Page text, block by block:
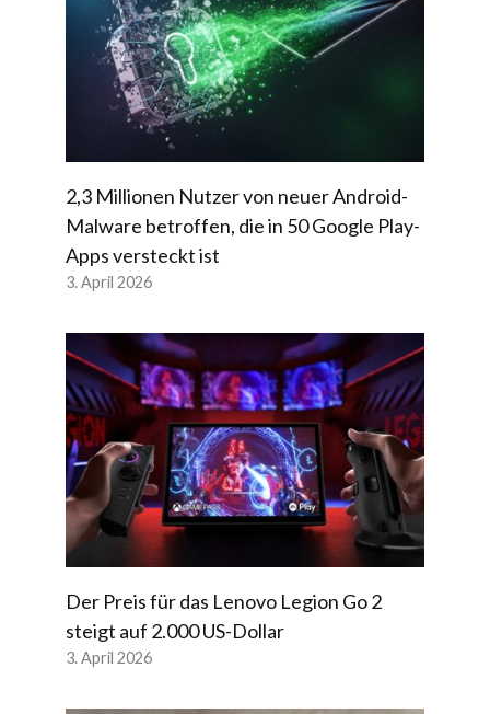
2,3 Millionen Nutzer von neuer Android-
Malware betroffen, die in 50 Google Play-
Apps versteckt ist
3. April 2026
Der Preis für das Lenovo Legion Go 2
steigt auf 2.000 US-Dollar
3. April 2026